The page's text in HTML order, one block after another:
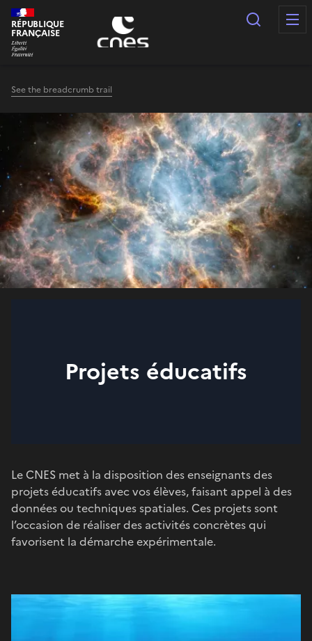
Cookies management panel
RÉPUBLIQUE
FRANÇAISE
Search
See the breadcrumb trail
Projets éducatifs
Le CNES met à la disposition des enseignants des
projets éducatifs avec vos élèves, faisant appel à des
données ou techniques spatiales. Ces projets sont
l’occasion de réaliser des activités concrètes qui
favorisent la démarche expérimentale.